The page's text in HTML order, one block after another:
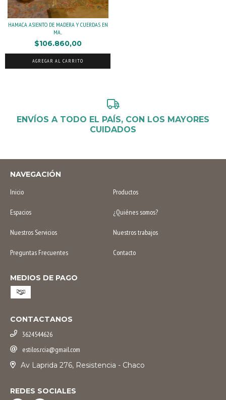
HAMACA ASIENTO DE MADERA Y CUERDAS EN
MA...
$106.860,00
AGREGAR AL CARRITO
ENVÍOS A TODO EL PAÍS, CON LOS MAYORES
CUIDADOS
NAVEGACIÓN
Inicio
Productos
Espacios ¿Quiénes somos?
Nuestros Servicios Nuestros trabajos
Preguntas Frecuentes Contacto
MEDIOS DE PAGO
CONTACTANOS
3624544626
estilos.rcia@gmail.com
Av Laprida 276, Resistencia - Chaco
REDES SOCIALES